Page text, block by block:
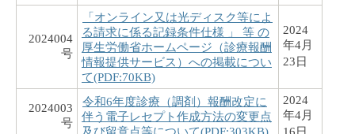
2024004
号
「オンライン又は光ディスク等によ
る請求に係る記録条件仕様 」 等 の
厚生労働省ホームページ（診療報酬
情報提供サービス）への掲載につい
て(PDF:70KB)
2024
年4月
23日
2024003
号
令和6年度診療（調剤）報酬改定に
伴う電子レセプト作成方法の変更点
2024
年4月